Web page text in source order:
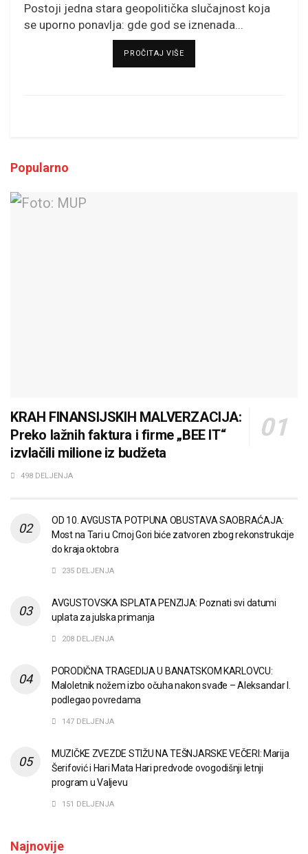
Postoji jedna stara geopolitička slučajnost koja
se uporno ponavlja: gde god se iznenada...
PROČITAJ VIŠEDETAILS
Popularno
KRAH FINANSIJSKIH MALVERZACIJA:
Preko lažnih faktura i firme „BEE IT“
izvlačili milione iz budžeta
498 DELJENJA
OD 10. AVGUSTA POTPUNA OBUSTAVA SAOBRAĆAJA:
Most na Tari u Crnoj Gori biće zatvoren zbog rekonstrukcije
do kraja oktobra
235 DELJENJA
AVGUSTOVSKA ISPLATA PENZIJA: Poznati svi datumi
uplata za julska primanja
208 DELJENJA
PORODIČNA TRAGEDIJA U BANATSKOM KARLOVCU:
Maloletnik nožem izbo očuha nakon svađe – Aleksandar I.
podlegao povredama
147 DELJENJA
MUZIČKE ZVEZDE STIŽU NA TEŠNJARSKE VEČERI: Marija
Šerifović i Hari Mata Hari predvode ovogodišnji letnji
program u Valjevu
151 DELJENJA
Najnovije